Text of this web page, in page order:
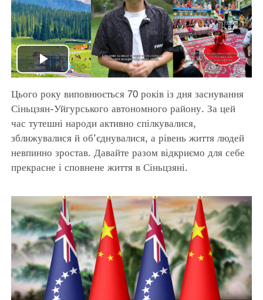
Play
Video
Цього року виповнюється 70 років із дня заснування
Сіньцзян-Уйгурського автономного району. За цей
час тутешні народи активно спілкувалися,
зближувалися й об’єднувалися, а рівень життя людей
невпинно зростав. Давайте разом відкриємо для себе
прекрасне і сповнене життя в Сіньцзяні.